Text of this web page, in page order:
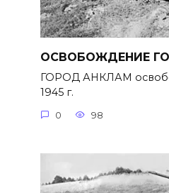
ОСВОБОЖДЕНИЕ
ГОРОД АНКЛАМ
1945 г.
0 98